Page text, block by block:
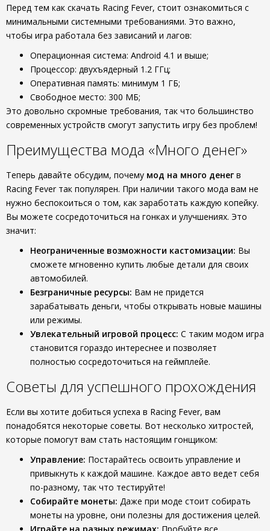
Перед тем как скачать Racing Fever, стоит ознакомиться с
минимальными системными требованиями. Это важно,
чтобы игра работала без зависаний и лагов:
Операционная система: Android 4.1 и выше;
Процессор: двухъядерный 1.2 ГГц;
Оперативная память: минимум 1 ГБ;
Свободное место: 300 МБ;
Это довольно скромные требования, так что большинство
современных устройств смогут запустить игру без проблем!
Преимущества мода «Много денег»
Теперь давайте обсудим, почему мод на много денег в
Racing Fever так популярен. При наличии такого мода вам не
нужно беспокоиться о том, как заработать каждую копейку.
Вы можете сосредоточиться на гонках и улучшениях. Это
значит:
Неограниченные возможности кастомизации: Вы
сможете мгновенно купить любые детали для своих
автомобилей.
Безграничные ресурсы: Вам не придется
зарабатывать деньги, чтобы открывать новые машины
или режимы.
Увлекательный игровой процесс: С таким модом игра
становится гораздо интереснее и позволяет
полностью сосредоточиться на геймплейе.
Советы для успешного прохождения
Если вы хотите добиться успеха в Racing Fever, вам
понадобятся некоторые советы. Вот несколько хитростей,
которые помогут вам стать настоящим гонщиком:
Управление: Постарайтесь освоить управление и
привыкнуть к каждой машине. Каждое авто ведет себя
по-разному, так что тестируйте!
Собирайте монеты: Даже при моде стоит собирать
монеты на уровне, они полезны для достижения целей.